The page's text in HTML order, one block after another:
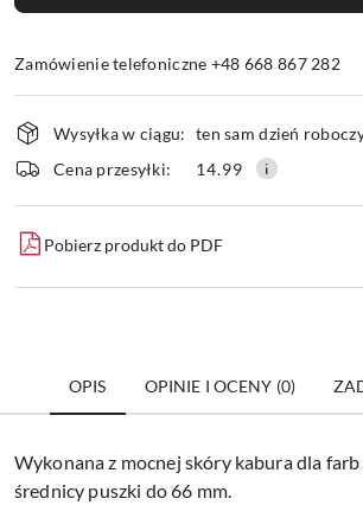
Zamówienie telefoniczne +48 668 867 282
Wyślij
Dostępność
i
dostawa
Wysyłka w ciągu: ten sam dzień
Cena przesyłki:
14.99
Pobierz produkt do PDF
OPIS OPINIE I OCENY (0)
Wykonana z mocnej skóry kabura dla farb
średnicy puszki do 66 mm.